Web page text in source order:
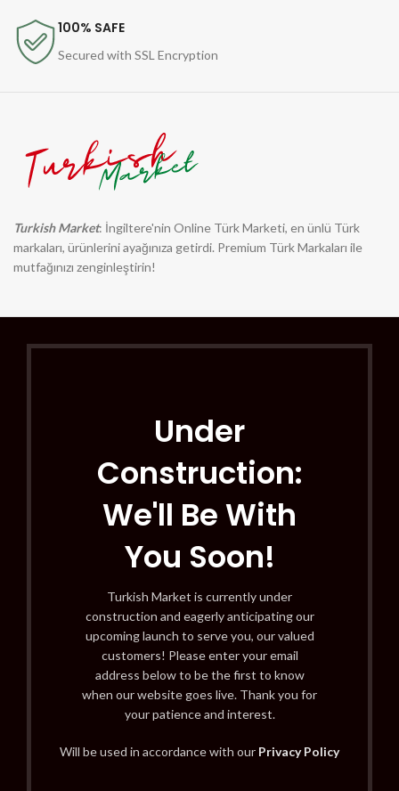
100% SAFE
Secured with SSL Encryption
Turkish Market: İngiltere'nin Online Türk Marketi, en ünlü Türk
markaları, ürünlerini ayağınıza getirdi. Premium Türk Markaları ile
mutfağınızı zenginleştirin!
Under
Construction:
We'll Be With
You Soon!
Turkish Market is currently under
construction and eagerly anticipating our
upcoming launch to serve you, our valued
customers! Please enter your email
address below to be the first to know
when our website goes live. Thank you for
your patience and interest.
Will be used in accordance with our Privacy Policy